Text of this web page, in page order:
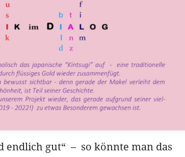
endlich gut“ – so könnte man das